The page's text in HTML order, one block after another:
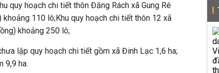
quy hoạch chi tiết thôn Đăng Rách xã Gung Ré
khoảng 110 lô;Khu quy hoạch chi tiết thôn 12 xã
khoảng 250 lô;
lập quy hoạch chi tiết gồm xã Đinh Lạc 1,6 ha;
9,9 ha.